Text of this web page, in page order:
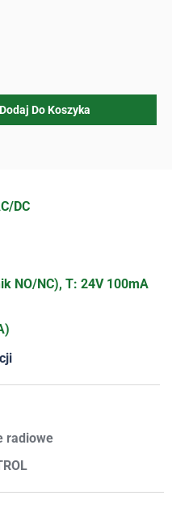
DC
NO/NC), T: 24V 100mA
radiowe
Dodaj Do Koszyka